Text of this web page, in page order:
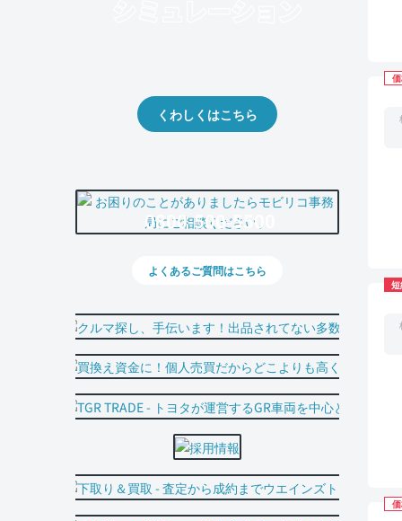
くわしくはこちら
0800-500-5500
よくあるご質問はこちら